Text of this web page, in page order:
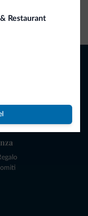
Restaurant